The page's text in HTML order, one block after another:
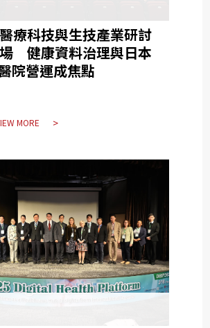
療科技與生技產業研討
健康資料治理與日本
院營運成焦點
MORE